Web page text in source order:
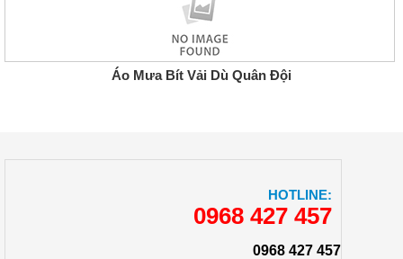
Áo Mưa Bít Vải Dù Quân Đội
HOTLINE:
0968 427 457
0968 427 457